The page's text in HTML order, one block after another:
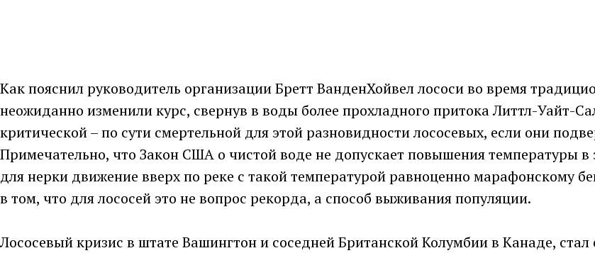
Как пояснил руководитель организации Бретт ВанденХойвел лососи во время
неожиданно изменили курс, свернув в воды более прохладного притока Литтл-Уайт-
критической – по сути смертельной для этой разновидности лососевых, если они
Примечательно, что Закон США о чистой воде не допускает повышения температуры в
для нерки движение вверх по реке с такой температурой равноценно марафонскому
в том, что для лососей это не вопрос рекорда, а способ выживания популяции.
Лососевый кризис в штате Вашингтон и соседней Британской Колумбии в Канаде,